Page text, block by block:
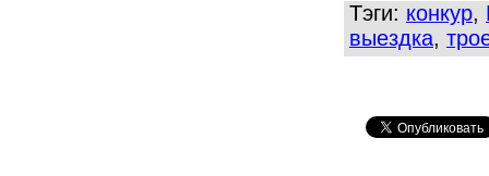
Тэги: конкур,
выездка,